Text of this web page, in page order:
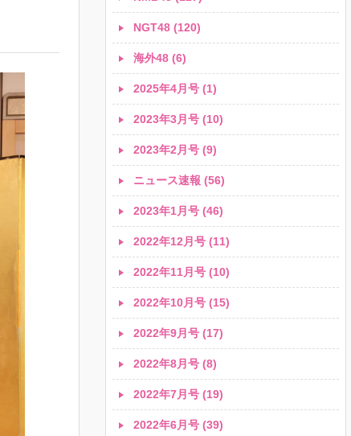
NGT48 (120)
海外48 (6)
2025年4月号 (1)
2023年3月号 (10)
2023年2月号 (9)
ニュース速報 (56)
2023年1月号 (46)
2022年12月号 (11)
2022年11月号 (10)
2022年10月号 (15)
2022年9月号 (17)
2022年8月号 (8)
2022年7月号 (19)
2022年6月号 (39)